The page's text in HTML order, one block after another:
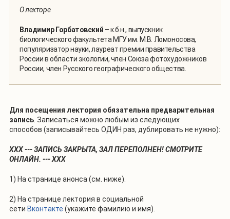
О лекторе
Владимир Горбатовский – к.б.н., выпускник
биологического факультета МГУ им. М.В. Ломоносова,
популяризатор науки, лауреат премии правительства
России в области экологии, член Союза фотохудожников
России, член Русского географического общества.
Для посещения лектория обязательна предварительная
запись . Записаться можно любым из следующих
способов (записывайтесь ОДИН раз, дублировать не нужно):
XXX --- ЗАПИСЬ ЗАКРЫТА, ЗАЛ ПЕРЕПОЛНЕН! СМОТРИТЕ
ОНЛАЙН. --- ХХХ
1) На странице анонса (см. ниже).
2) На странице лектория в социальной
сети Вконтакте (укажите фамилию и имя).